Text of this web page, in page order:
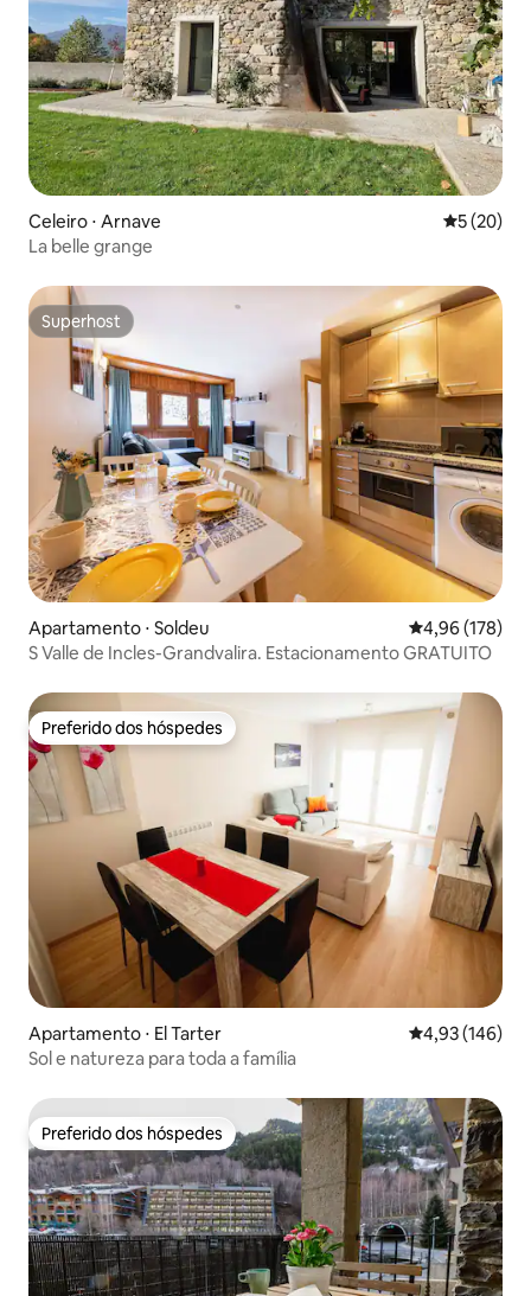
Celeiro ⋅ Arnave 5 de uma
5 (20)
La belle grange
Superhost
Superhost
Apartamento ⋅ Soldeu 4,96 de uma
4,96 (178)
S Valle de Incles-Grandvalira. Estacionamento GRATUITO
Preferido dos hóspedes
Preferido dos hóspedes
Apartamento ⋅ El Tarter 4,93 de uma
4,93 (146)
Sol e natureza para toda a família
Preferido dos hóspedes
Preferido dos hóspedes